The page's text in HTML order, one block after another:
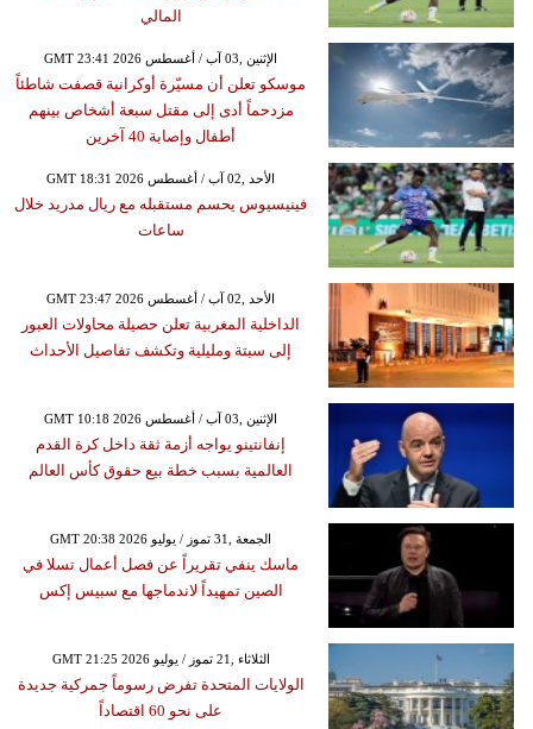
المالي
GMT 23:41 2026 الإثنين ,03 آب / أغسطس
موسكو تعلن أن مسيّرة أوكرانية قصفت شاطئاً
مزدحماً أدى إلى مقتل سبعة أشخاص بينهم
أطفال وإصابة 40 آخرين
GMT 18:31 2026 الأحد ,02 آب / أغسطس
فينيسيوس يحسم مستقبله مع ريال مدريد خلال
ساعات
GMT 23:47 2026 الأحد ,02 آب / أغسطس
الداخلية المغربية تعلن حصيلة محاولات العبور
إلى سبتة ومليلية وتكشف تفاصيل الأحداث
GMT 10:18 2026 الإثنين ,03 آب / أغسطس
إنفانتينو يواجه أزمة ثقة داخل كرة القدم
العالمية بسبب خطة بيع حقوق كأس العالم
GMT 20:38 2026 الجمعة ,31 تموز / يوليو
ماسك ينفي تقريراً عن فصل أعمال تسلا في
الصين تمهيداً لاندماجها مع سبيس إكس
GMT 21:25 2026 الثلاثاء ,21 تموز / يوليو
الولايات المتحدة تفرض رسوماً جمركية جديدة
على نحو 60 اقتصاداً